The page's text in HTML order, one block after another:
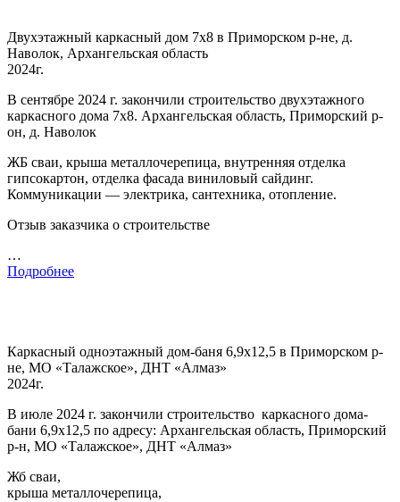
Двухэтажный каркасный дом 7х8 в Приморском р-не, д.
Наволок, Архангельская область
2024г.
В сентябре 2024 г. закончили строительство двухэтажного
каркасного дома 7х8. Архангельская область, Приморский р-
он, д. Наволок
ЖБ сваи, крыша металлочерепица, внутренняя отделка
гипсокартон, отделка фасада виниловый сайдинг.
Коммуникации — электрика, сантехника, отопление.
Отзыв заказчика о строительстве
…
Подробнее
Каркасный одноэтажный дом-баня 6,9х12,5 в Приморском р-
не, МО «Талажское», ДНТ «Алмаз»
2024г.
В июле 2024 г. закончили строительство каркасного дома-
бани 6,9х12,5 по адресу: Архангельская область, Приморский
р-н, МО «Талажское», ДНТ «Алмаз»
Жб сваи,
крыша металлочерепица,